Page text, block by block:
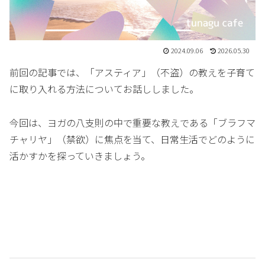
2024.09.06 2026.05.30
前回の記事では、「アスティア」（不盗）の教えを子育て
に取り入れる方法についてお話ししました。
今回は、ヨガの八支則の中で重要な教えである「ブラフマ
チャリヤ」（禁欲）に焦点を当て、日常生活でどのように
活かすかを探っていきましょう。